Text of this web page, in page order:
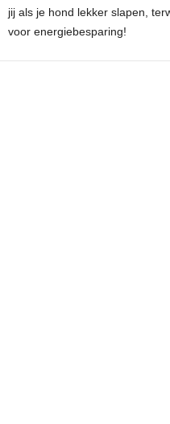
jij als je hond lekker slapen,
voor energiebesparing!